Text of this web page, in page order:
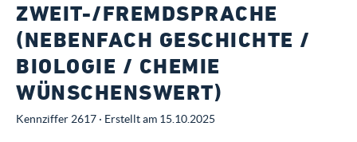
ZWEIT-/FREMDSPRACHE
(NEBENFACH GESCHICHTE /
BIOLOGIE / CHEMIE
WÜNSCHENSWERT)
Kennziffer 2617 · Erstellt am 15.10.2025